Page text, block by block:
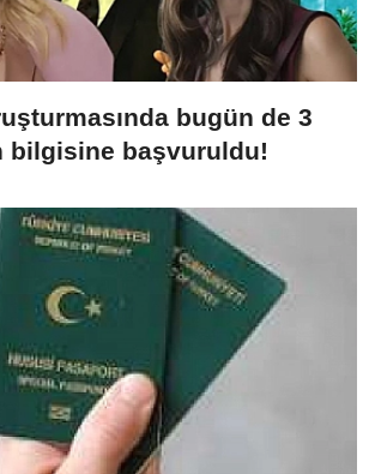
bugün de 3
bilgisine başvuruldu!